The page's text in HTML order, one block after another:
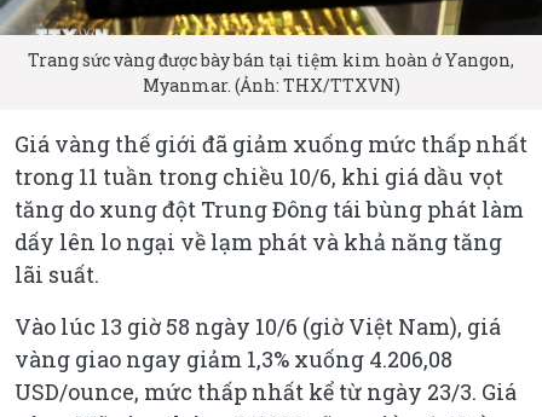
Trang sức vàng được bày bán tại tiệm kim hoàn ở Yangon,
Myanmar. (Ảnh: THX/TTXVN)
Giá vàng thế giới đã giảm xuống mức thấp nhất
trong 11 tuần trong chiều 10/6, khi giá dầu vọt
tăng do xung đột Trung Đông tái bùng phát làm
dấy lên lo ngại về lạm phát và khả năng tăng
lãi suất.
Vào lúc 13 giờ 58 ngày 10/6 (giờ Việt Nam), giá
vàng giao ngay giảm 1,3% xuống 4.206,08
USD/ounce, mức thấp nhất kể từ ngày 23/3. Giá